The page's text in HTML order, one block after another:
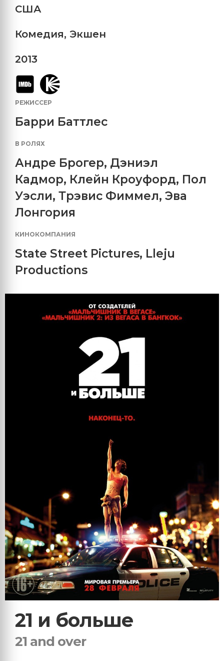
США
Комедия, Экшен
2013
РЕЖИССЕР
Барри Баттлес
В РОЛЯХ
Андре Брогер, Дэниэл
Кадмор, Клейн Кроуфорд, Пол
Уэсли, Трэвис Фиммел, Эва
Лонгория
КИНОКОМПАНИЯ
State Street Pictures, Lleju
Productions
21 и больше
21 and over